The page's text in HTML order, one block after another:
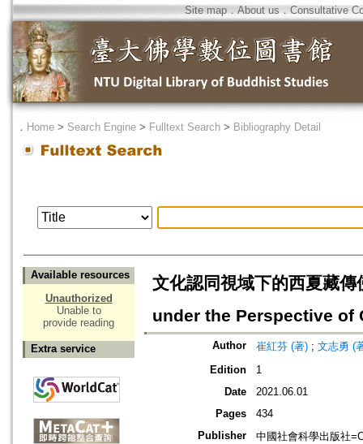
Site map．About us ． Consultative
． Home > Search Engine > Fulltext Search > Bibliography Detail
Available resources
Unauthorized
Unable to
provide reading
Extra service
文化認同視域下的西夏藏
under the Perspective of
Author 崔紅芬 (著) ; 文志勇 (
Edition
1
Date
2021.06.01
Pages
434
Publisher
中國社會科學出版社